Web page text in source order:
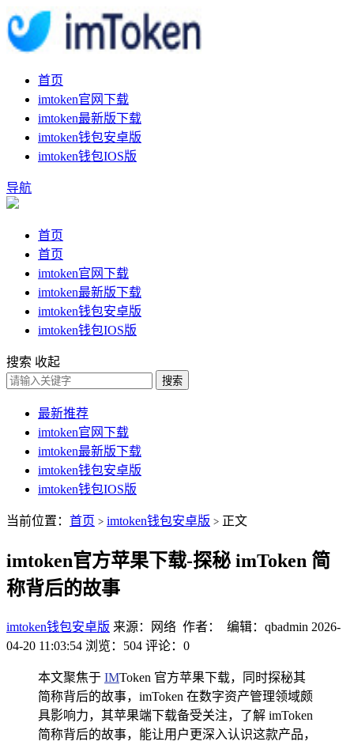
首页
imtoken官网下载
imtoken最新版下载
imtoken钱包安卓版
imtoken钱包IOS版
导航
首页
首页
imtoken官网下载
imtoken最新版下载
imtoken钱包安卓版
imtoken钱包IOS版
搜索 收起
搜索
最新推荐
imtoken官网下载
imtoken最新版下载
imtoken钱包安卓版
imtoken钱包IOS版
当前位置： 首页 > imtoken钱包安卓版 > 正文
imtoken官方苹果下载-探秘 imToken 简
称背后的故事
imtoken钱包安卓版 来源：网络 作者： 编辑：qbadmin 2026-
04-20 11:03:54 浏览：504 评论：0
本文聚焦于 IMToken 官方苹果下载，同时探秘其
简称背后的故事，imToken 在数字资产管理领域颇
具影响力，其苹果端下载备受关注，了解 imToken
简称背后的故事，能让用户更深入认识这款产品，